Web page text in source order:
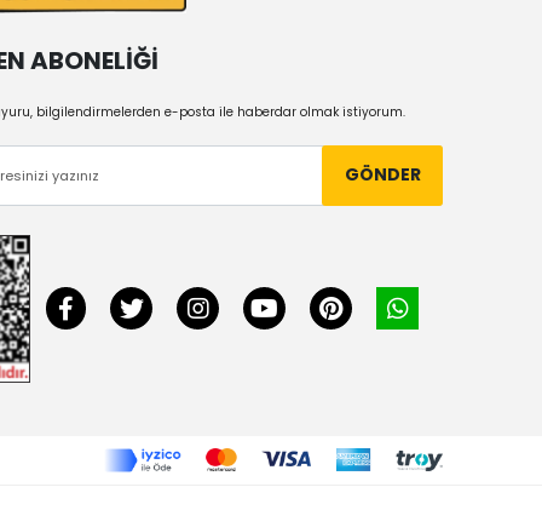
ABONELİĞİ
bilgilendirmelerden e-posta ile haberdar olmak istiyorum.
GÖNDER